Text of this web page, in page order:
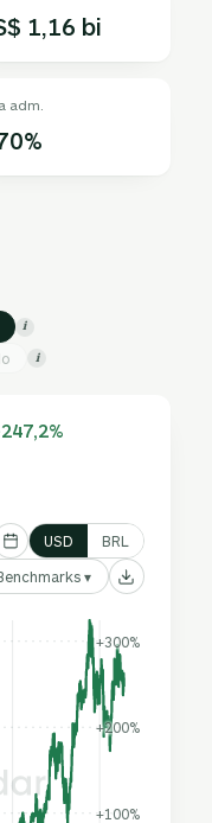
1,16 bi
adm.
i
i
USD BRL
▾
+100%
+200%
+300%